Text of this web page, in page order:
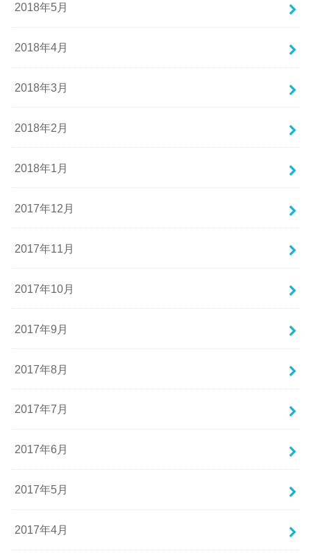
2018年5月
2018年4月
2018年3月
2018年2月
2018年1月
2017年12月
2017年11月
2017年10月
2017年9月
2017年8月
2017年7月
2017年6月
2017年5月
2017年4月